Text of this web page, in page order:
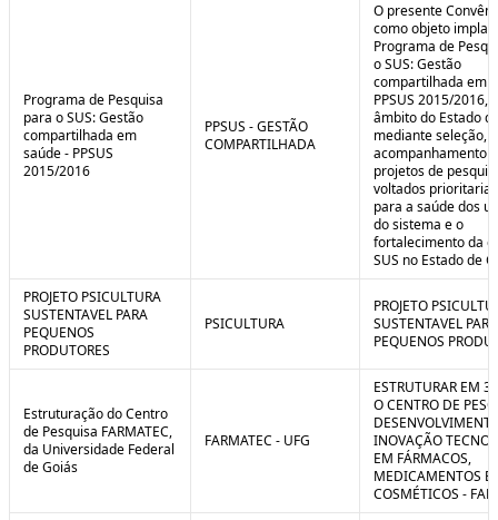
Programa de Pesquisa
para o SUS: Gestão
compartilhada em
saúde - PPSUS
2015/2016
PPSUS - GESTÃO
COMPARTILHADA
O presente
como objeto
Programa de
o SUS: Gestão
compartilhada em
PPSUS 2015/2016,
âmbito do Estado
mediante seleção,
acompanhamento
projetos de
voltados
para a saúde dos
do sistema e o
fortalecimento da
SUS no Estado de
PROJETO PSICULTURA
SUSTENTAVEL PARA
PEQUENOS
PRODUTORES
PSICULTURA
PROJETO
SUSTENTAVEL PARA
PEQUENOS
Estruturação do Centro
de Pesquisa FARMATEC,
da Universidade Federal
de Goiás
FARMATEC - UFG
ESTRUTURAR EM
O CENTRO DE
INOVAÇÃO
EM FÁRMACOS,
MEDICAMENTOS E
COSMÉTICOS -